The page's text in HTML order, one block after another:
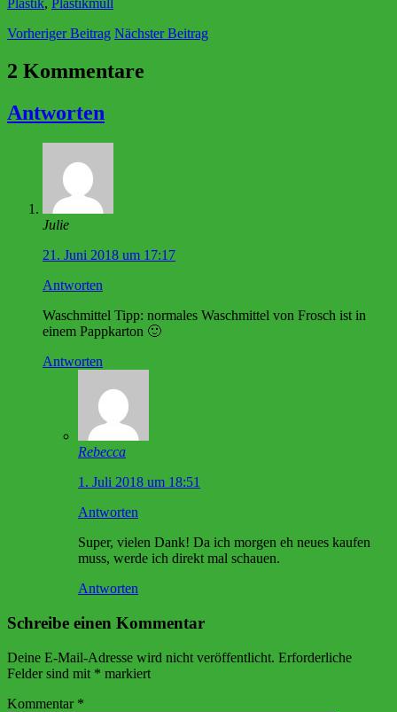
Plastik, Plastikmüll
Vorheriger Beitrag Nächster Beitrag
2 Kommentare
Antworten
Julie
21. Juni 2018 um 17:17
Antworten
Waschmittel Tipp: normales Waschmittel von Frosch ist in
einem Pappkarton 🙂
Antworten
Rebecca
1. Juli 2018 um 18:51
Antworten
Super, vielen Dank! Da ich morgen eh neues kaufen
muss, werde ich direkt mal schauen.
Antworten
Schreibe einen Kommentar
Deine E-Mail-Adresse wird nicht veröffentlicht. Erforderliche
Felder sind mit * markiert
Kommentar *